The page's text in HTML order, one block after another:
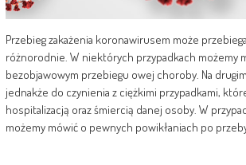
Przebieg zakażenia koronawirusem może
różnorodnie. W niektórych przypadkach możemy
bezobjawowym przebiegu owej choroby. Na
jednakże do czynienia z ciężkimi przypadkami,
hospitalizacją oraz śmiercią danej osoby. W
możemy mówić o pewnych powikłaniach po